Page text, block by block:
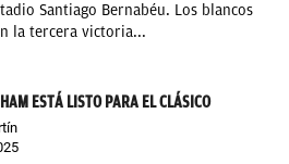
Santiago Bernabéu. Los blancos
la tercera victoria...
ESTÁ LISTO PARA EL CLÁSICO